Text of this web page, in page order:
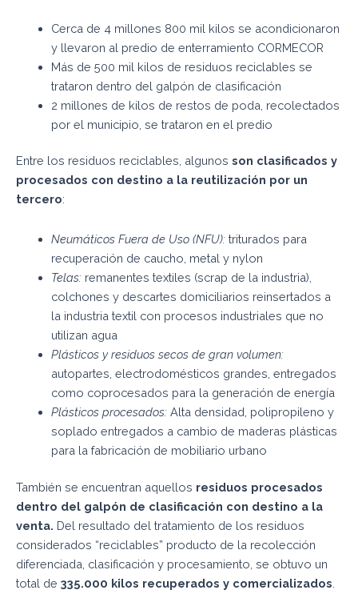
Cerca de 4 millones 800 mil kilos se acondicionaron
y llevaron al predio de enterramiento CORMECOR
Más de 500 mil kilos de residuos reciclables se
trataron dentro del galpón de clasificación
2 millones de kilos de restos de poda, recolectados
por el municipio, se trataron en el predio
Entre los residuos reciclables, algunos son clasificados y
procesados con destino a la reutilización por un
tercero:
Neumáticos Fuera de Uso (NFU):triturados para
recuperación de caucho, metal y nylon
Telas:remanentes textiles (scrap de la industria),
colchones y descartes domiciliarios reinsertados a
la industria textil con procesos industriales que no
utilizan agua
Plásticos y residuos secos de gran volumen:
autopartes, electrodomésticos grandes, entregados
como coprocesados para la generación de energía
Plásticos procesados:Alta densidad, polipropileno y
soplado entregados a cambio de maderas plásticas
para la fabricación de mobiliario urbano
También se encuentran aquellos residuos procesados
dentro del galpón de clasificación con destino a la
venta. Del resultado del tratamiento de los residuos
considerados “reciclables” producto de la recolección
diferenciada, clasificación y procesamiento, se obtuvo un
total de 335.000 kilos recuperados y comercializados